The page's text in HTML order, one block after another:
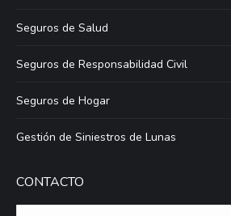
Seguros de Salud
Seguros de Responsabilidad Civil
Seguros de Hogar
Gestión de Siniestros de Lunas
CONTACTO